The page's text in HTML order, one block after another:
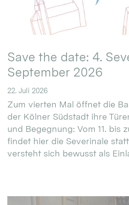
Save the date: 4.
September 2026
22. Juli 2026
Zum vierten Mal öffnet die
der Kölner Südstadt ihre
und Begegnung: Vom 11. bis
findet hier die Severinale
versteht sich bewusst als